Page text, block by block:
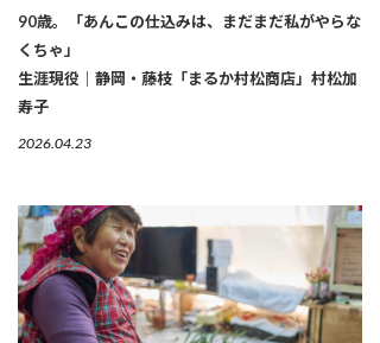
90歳。「あんこの仕込みは、まだまだ私がやらな
くちゃ」
生涯現役｜静岡・藤枝「まるか村松商店」村松加
寿子
2026.04.23